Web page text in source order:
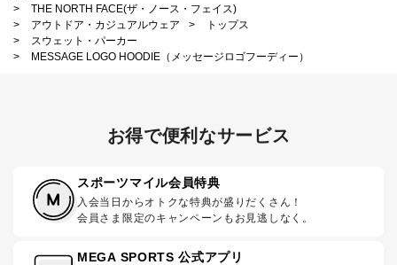
>
THE NORTH FACE(ザ・ノース・フェイス)
>
アウトドア・カジュアルウェア >
トップス
>
スウェット・パーカー
>
MESSAGE LOGO HOODIE（メッセージロゴフーディー）
お得で便利なサービス
スポーツマイル会員特典
入会当日からオトクな特典が盛りだくさん！
会員さま限定のキャンペーンもお見逃しなく。
MEGA SPORTS 公式アプリ